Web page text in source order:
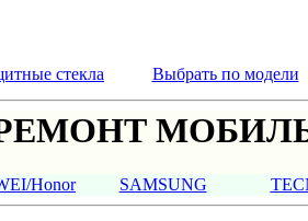
стекла Выбрать по модели
Honor SAMSUNG